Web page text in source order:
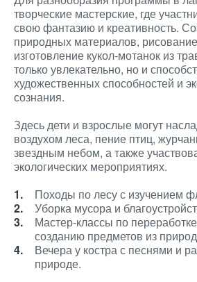
творческие мастерские, где
свою фантазию и креативность.
природных материалов,
изготовление кукол-мотанок из
только увлекательно, но и
художественных способностей и
сознания.
Здесь дети и взрослые могут
воздухом леса, пение птиц,
звездным небом, а также
экологических мероприятиях.
Походы по лесу с изучением
Уборка мусора и
Мастер-классы по
созданию предметов из
Вечера у костра с песнями и
природе.